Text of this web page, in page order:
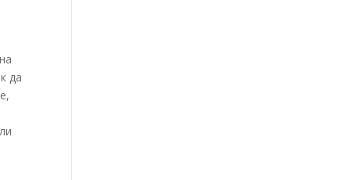
да